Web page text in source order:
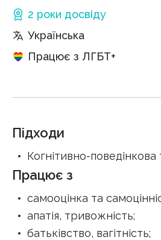
2 роки досвіду
Українська
Працює з ЛГБТ+
Підходи
Когнітивно-поведінкова
Працює з
самооцінка та
апатія, тривожність;
батьківство, вагітність;